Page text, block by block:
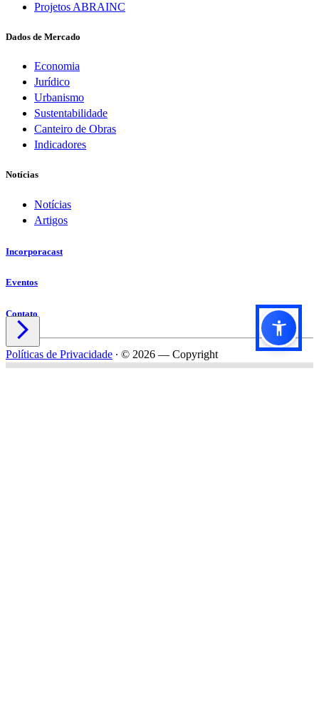
Projetos ABRAINC
Dados de Mercado
Economia
Jurídico
Urbanismo
Sustentabilidade
Canteiro de Obras
Indicadores
Notícias
Notícias
Artigos
Incorporacast
Eventos
Contato

Políticas de Privacidade ∙ © 2026 — Copyright